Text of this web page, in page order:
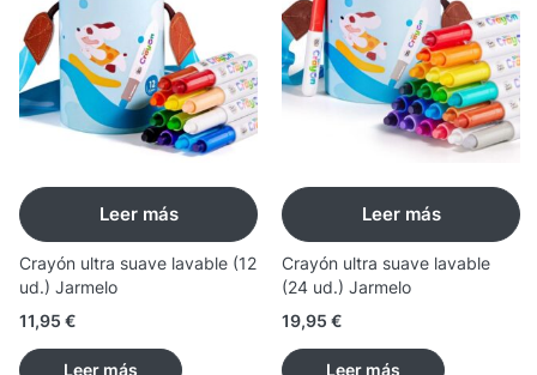
Leer más
Crayón ultra suave lavable (12
ud.) Jarmelo
11,95 €
Leer más
Leer más
Crayón ultra suave lavable
(24 ud.) Jarmelo
19,95 €
Leer más